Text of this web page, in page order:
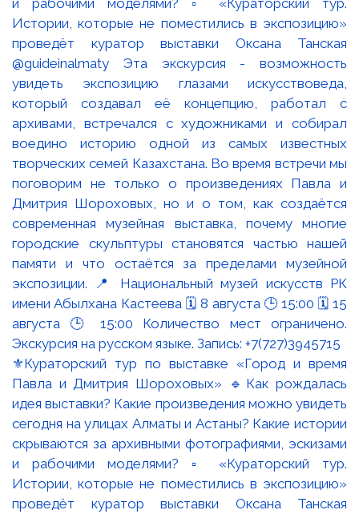
⚜️Кураторский тур по выставке «Город и время
Павла и Дмитрия Шороховых» 🔹Как рождалась
идея выставки? Какие произведения можно увидеть
сегодня на улицах Алматы и Астаны? Какие истории
скрываются за архивными фотографиями, эскизами
и рабочими моделями? ▫️ «Кураторский тур.
Истории, которые не поместились в экспозицию»
проведёт куратор выставки Оксана Танская